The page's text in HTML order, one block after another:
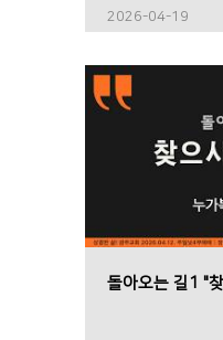
2026-04-19
돌아오는 길1 "